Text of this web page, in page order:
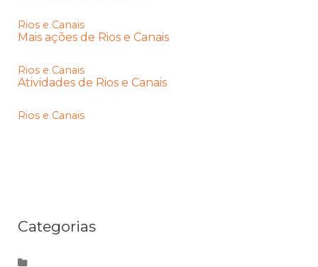
Rios e Canais
Mais ações de Rios e Canais
Rios e Canais
Atividades de Rios e Canais
Rios e Canais
Categorias